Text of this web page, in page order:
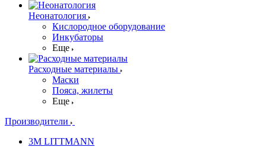
Неонатология
Кислородное оборудование
Инкубаторы
Еще
Расходные материалы
Маски
Пояса, жилеты
Еще
Производители
3M LITTMANN